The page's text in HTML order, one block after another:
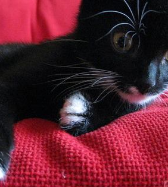
Izdrukas 1h laikā Rīgā –
Dažādi formāti un papīra
Piegāde visā Latvijā vai